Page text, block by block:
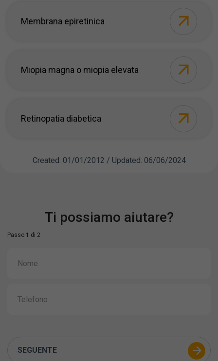
Membrana epiretinica
Miopia magna o miopia elevata
Retinopatia diabetica
Created: 01/01/2012 / Updated: 06/06/2024
Ti possiamo aiutare?
Passo 1 di 2
SEGUENTE